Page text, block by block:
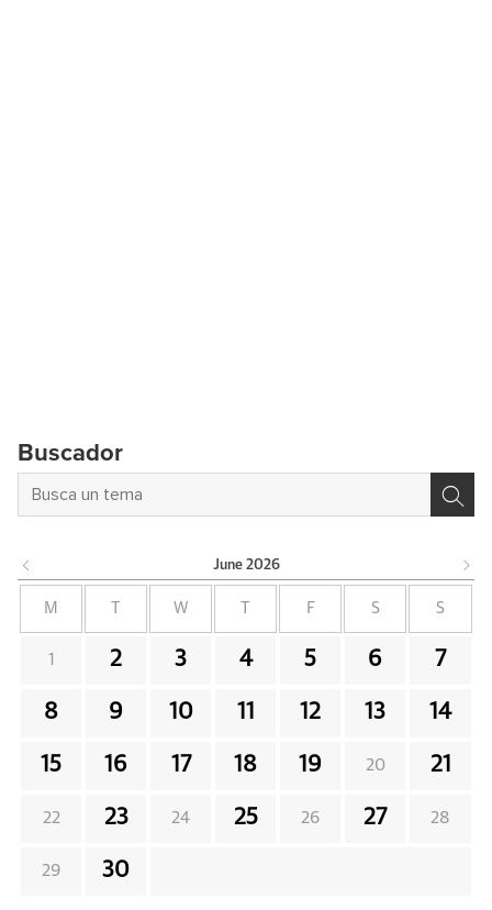
Buscador
June 2026
M W F S S
1 2 3 4 5 6 7
8 9 10 11 12 13 14
15 16 17 18 19 20 21
22 23 24 25 26 27 28
29 30